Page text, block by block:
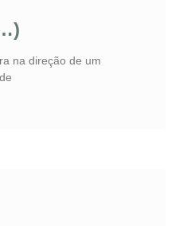
na direção de um